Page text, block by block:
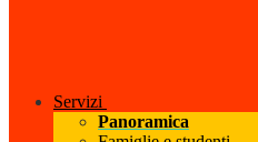
Servizi
Panoramica